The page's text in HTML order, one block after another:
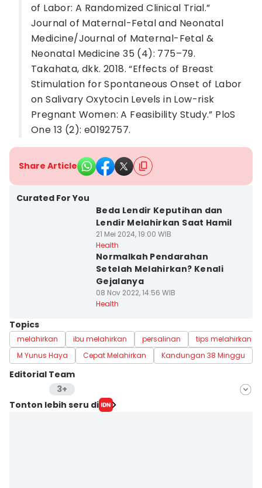
of Labor: A Randomized Clinical Trial.”
Journal of Maternal-Fetal and Neonatal
Medicine/Journal of Maternal-Fetal &
Neonatal Medicine 35 (4): 775–79.
Takahata, dkk. 2018. “Effects of Breast
Stimulation for Spontaneous Onset of Labor
on Salivary Oxytocin Levels in Low-risk
Pregnant Women: A Feasibility Study.” PloS
One 13 (2): e0192757.
Share Article
Curated For You
Beda Lendir Keputihan dan
Lendir Melahirkan Saat Hamil
21 Mei 2024, 19:00 WIB
Health
Normalkah Pendarahan
Setelah Melahirkan? Kenali
Gejalanya
08 Nov 2022, 14:56 WIB
Health
Topics
melahirkan ibu melahirkan persalinan
tips melahirkan
M Yunus Haya
Cepat Melahirkan Kandungan 38 Minggu
Editorial Team
3+
Editor
Tonton lebih seru di